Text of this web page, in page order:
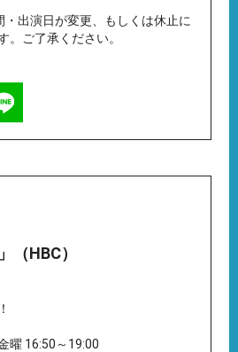
出演日が変更、もしくは休止に
。ご了承ください。
（HBC）
曜 16:50～19:00